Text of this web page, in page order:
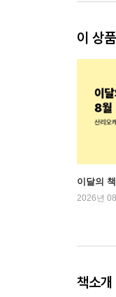
이 상
이달의
2026년
책소개